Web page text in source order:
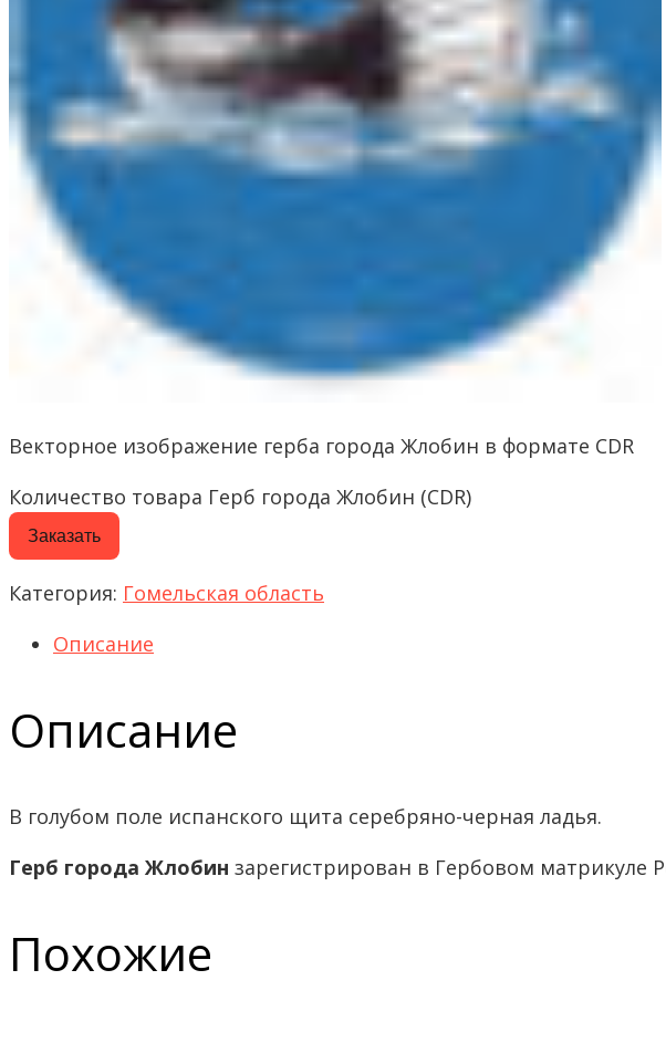
Векторное изображение герба города Жлобин в формате CDR
Количество товара Герб города Жлобин (CDR)
Заказать
Категория: Гомельская область
Описание
Описание
В голубом поле испанского щита серебряно-черная ладья.
Герб города Жлобин зарегистрирован в Гербовом матрикуле
Похожие